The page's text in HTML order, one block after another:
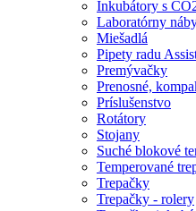
Inkubátory s
Laboratórny
Miešadlá
Pipety radu
Premývačky
Prenosné,
Príslušenstvo
Rotátory
Stojany
Suché blokové
Temperované
Trepačky
Trepačky - rolery